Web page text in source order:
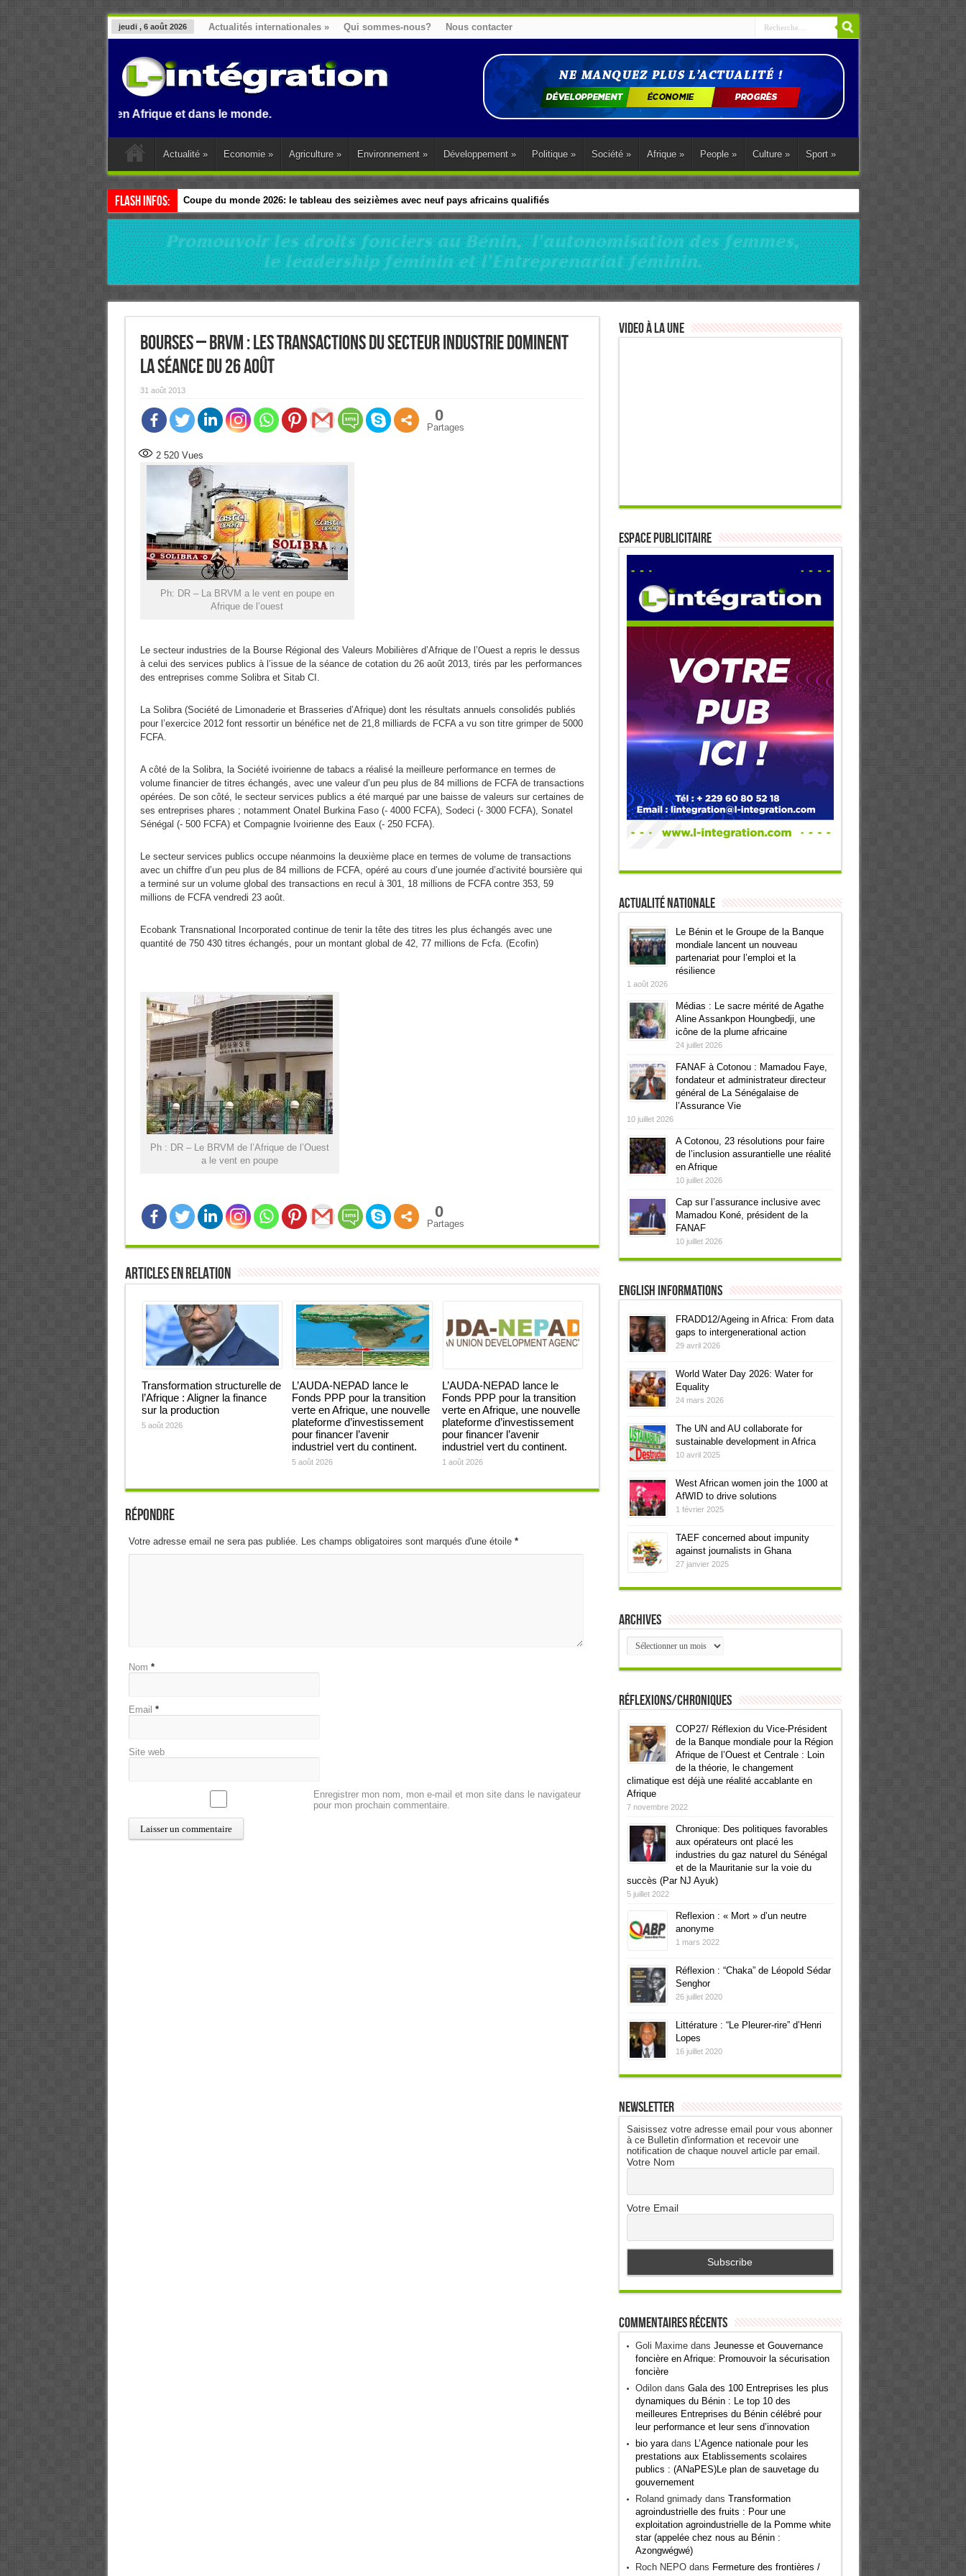
jeudi , 6 août 2026 Actualités internationales » Qui sommes-nous? Nous contacter
Benin, en Afrique et dans le monde.
Actualité » Economie » Agriculture » Environnement » Développement » Politique » Société » Afrique » People » Culture » Sport »
Flash Infos: Coupe du monde 2026: le tableau des seizièmes avec neuf pays africains qualifiés
Bourses – BRVM : Les transactions du secteur industrie dominent
la séance du 26 août
31 août 2013
0
Partages
2 520Vues
Ph: DR – La BRVM a le vent en poupe en
Afrique de l’ouest
Le secteur industries de la Bourse Régional des Valeurs Mobilières d’Afrique de l’Ouest a repris le dessus
à celui des services publics à l’issue de la séance de cotation du 26 août 2013, tirés par les performances
des entreprises comme Solibra et Sitab CI.
La Solibra (Société de Limonaderie et Brasseries d’Afrique) dont les résultats annuels consolidés publiés
pour l’exercice 2012 font ressortir un bénéfice net de 21,8 milliards de FCFA a vu son titre grimper de 5000
FCFA.
A côté de la Solibra, la Société ivoirienne de tabacs a réalisé la meilleure performance en termes de
volume financier de titres échangés, avec une valeur d’un peu plus de 84 millions de FCFA de transactions
opérées. De son côté, le secteur services publics a été marqué par une baisse de valeurs sur certaines de
ses entreprises phares ; notamment Onatel Burkina Faso (- 4000 FCFA), Sodeci (- 3000 FCFA), Sonatel
Sénégal (- 500 FCFA) et Compagnie Ivoirienne des Eaux (- 250 FCFA).
Le secteur services publics occupe néanmoins la deuxième place en termes de volume de transactions
avec un chiffre d’un peu plus de 84 millions de FCFA, opéré au cours d’une journée d’activité boursière qui
a terminé sur un volume global des transactions en recul à 301, 18 millions de FCFA contre 353, 59
millions de FCFA vendredi 23 août.
Ecobank Transnational Incorporated continue de tenir la tête des titres les plus échangés avec une
quantité de 750 430 titres échangés, pour un montant global de 42, 77 millions de Fcfa. (Ecofin)
Ph : DR – Le BRVM de l’Afrique de l’Ouest
a le vent en poupe
0
Partages
Articles en relation
Transformation structurelle de
l’Afrique : Aligner la finance
sur la production
5 août 2026
L’AUDA-NEPAD lance le
Fonds PPP pour la transition
verte en Afrique, une nouvelle
plateforme d’investissement
pour financer l’avenir
industriel vert du continent.
5 août 2026
L’AUDA-NEPAD lance le
Fonds PPP pour la transition
verte en Afrique, une nouvelle
plateforme d’investissement
pour financer l’avenir
industriel vert du continent.
1 août 2026
Répondre
Votre adresse email ne sera pas publiée. Les champs obligatoires sont marqués d'une étoile *
Nom *
Email *
Site web
Enregistrer mon nom, mon e-mail et mon site dans le navigateur
pour mon prochain commentaire.
Video à la Une
ESPACE PUBLICITAIRE
Actualité Nationale
Le Bénin et le Groupe de la Banque
mondiale lancent un nouveau
partenariat pour l’emploi et la
résilience
1 août 2026
Médias : Le sacre mérité de Agathe
Aline Assankpon Houngbedji, une
icône de la plume africaine
24 juillet 2026
FANAF à Cotonou : Mamadou Faye,
fondateur et administrateur directeur
général de La Sénégalaise de
l’Assurance Vie
10 juillet 2026
A Cotonou, 23 résolutions pour faire
de l’inclusion assurantielle une réalité
en Afrique
10 juillet 2026
Cap sur l’assurance inclusive avec
Mamadou Koné, président de la
FANAF
10 juillet 2026
English informations
FRADD12/Ageing in Africa: From data
gaps to intergenerational action
29 avril 2026
World Water Day 2026: Water for
Equality
24 mars 2026
The UN and AU collaborate for
sustainable development in Africa
10 avril 2025
West African women join the 1000 at
AfWID to drive solutions
1 février 2025
TAEF concerned about impunity
against journalists in Ghana
27 janvier 2025
Archives
Archives
Réflexions/Chroniques
COP27/ Réflexion du Vice-Président
de la Banque mondiale pour la Région
Afrique de l’Ouest et Centrale : Loin
de la théorie, le changement
climatique est déjà une réalité accablante en
Afrique
7 novembre 2022
Chronique: Des politiques favorables
aux opérateurs ont placé les
industries du gaz naturel du Sénégal
et de la Mauritanie sur la voie du
succès (Par NJ Ayuk)
5 juillet 2022
Reflexion : « Mort » d’un neutre
anonyme
1 mars 2022
Réflexion : “Chaka” de Léopold Sédar
Senghor
26 juillet 2020
Littérature : “Le Pleurer-rire” d’Henri
Lopes
16 juillet 2020
Newsletter
Saisissez votre adresse email pour vous abonner
à ce Bulletin d'information et recevoir une
notification de chaque nouvel article par email.
Votre Nom
Votre Email
Commentaires récents
Goli Maximedans Jeunesse et Gouvernance
foncière en Afrique: Promouvoir la sécurisation
foncière
Odilondans Gala des 100 Entreprises les plus
dynamiques du Bénin : Le top 10 des
meilleures Entreprises du Bénin célébré pour
leur performance et leur sens d’innovation
bio yaradans L’Agence nationale pour les
prestations aux Etablissements scolaires
publics : (ANaPES)Le plan de sauvetage du
gouvernement
Roland gnimadydans Transformation
agroindustrielle des fruits : Pour une
exploitation agroindustrielle de la Pomme white
star (appelée chez nous au Bénin :
Azongwégwé)
Roch NEPOdans Fermeture des frontières /